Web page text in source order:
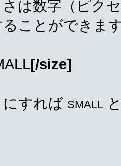
は数字（ピク
ることができま
[/size]
にすれば SMALL